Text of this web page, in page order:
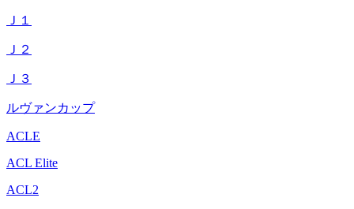
Ｊ１
Ｊ２
Ｊ３
ルヴァンカップ
ACLE
ACL Elite
ACL2